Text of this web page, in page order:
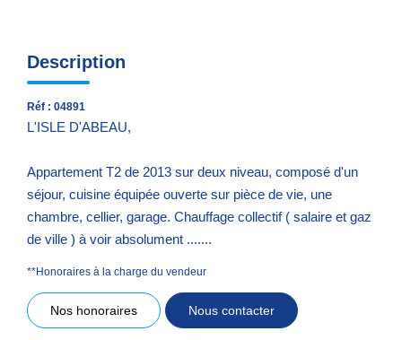
Description
Réf : 04891
L'ISLE D'ABEAU,
Appartement T2 de 2013 sur deux niveau, composé d'un
séjour, cuisine équipée ouverte sur pièce de vie, une
chambre, cellier, garage. Chauffage collectif ( salaire et gaz
de ville ) à voir absolument .......
**Honoraires à la charge du vendeur
Nos honoraires Nous contacter